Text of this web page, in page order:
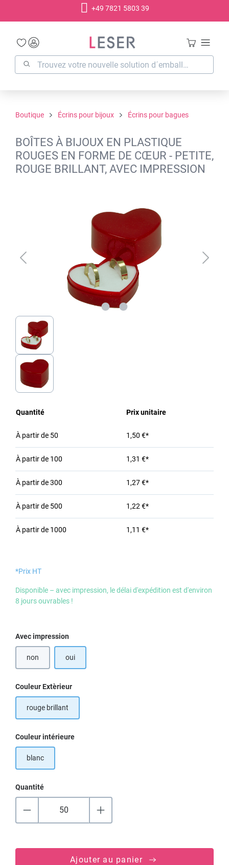
+49 7821 5803 39
Boutique Écrins pour bijoux Écrins pour bagues
BOÎTES À BIJOUX EN PLASTIQUE
ROUGES EN FORME DE CŒUR - PETITE,
ROUGE BRILLANT, AVEC IMPRESSION
Quantité Prix unitaire
À partir de 50 1,50 €*
À partir de 100 1,31 €*
À partir de300 1,27 €*
À partir de 500 1,22 €*
À partir de 1000 1,11 €*
*Prix HT
Disponible – avec impression, le délai d'expédition est d'environ
8 jours ouvrables !
Sélectionnez
Avec impression
non oui
Sélectionnez
Couleur Extèrieur
rouge brillant
Sélectionnez
Couleur intérieure
blanc
Quantité
Ajouter au panier